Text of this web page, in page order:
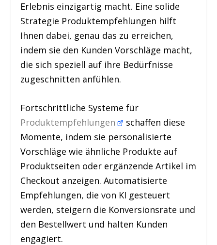
Erlebnis einzigartig macht. Eine solide
Strategie Produktempfehlungen hilft
Ihnen dabei, genau das zu erreichen,
indem sie den Kunden Vorschläge macht,
die sich speziell auf ihre Bedürfnisse
zugeschnitten anfühlen.
Fortschrittliche Systeme für
Produktempfehlungen
schaffen diese
Momente, indem sie personalisierte
Vorschläge wie ähnliche Produkte auf
Produktseiten oder ergänzende Artikel im
Checkout anzeigen. Automatisierte
Empfehlungen, die von KI gesteuert
werden, steigern die Konversionsrate und
den Bestellwert und halten Kunden
engagiert.